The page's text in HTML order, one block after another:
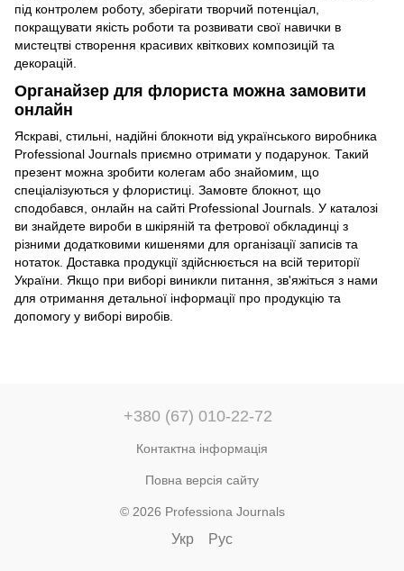
під контролем роботу, зберігати творчий потенціал,
покращувати якість роботи та розвивати свої навички в
мистецтві створення красивих квіткових композицій та
декорацій.
Органайзер для флориста можна замовити
онлайн
Яскраві, стильні, надійні блокноти від українського виробника
Professional Journals приємно отримати у подарунок. Такий
презент можна зробити колегам або знайомим, що
спеціалізуються у флористиці. Замовте блокнот, що
сподобався, онлайн на сайті Professional Journals. У каталозі
ви знайдете вироби в шкіряній та фетрової обкладинці з
різними додатковими кишенями для організації записів та
нотаток. Доставка продукції здійснюється на всій території
України. Якщо при виборі виникли питання, зв'яжіться з нами
для отримання детальної інформації про продукцію та
допомогу у виборі виробів.
+380 (67) 010-22-72
Контактна інформація
Повна версія сайту
© 2026 Professiona Journals
Укр Рус